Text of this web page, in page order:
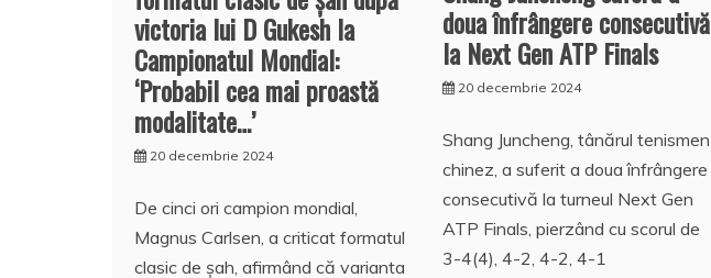
victoria lui D Gukesh la
Campionatul Mondial:
‘Probabil cea mai proastă
modalitate…’
20 decembrie 2024
De cinci ori campion mondial,
Magnus Carlsen, a criticat formatul
clasic de șah, afirmând că varianta
doua înfrângere consecutivă
la Next Gen ATP Finals
20 decembrie 2024
Shang Juncheng, tânărul tenismen
chinez, a suferit a doua înfrângere
consecutivă la turneul Next Gen
ATP Finals, pierzând cu scorul de
3-4(4), 4-2, 4-2, 4-1